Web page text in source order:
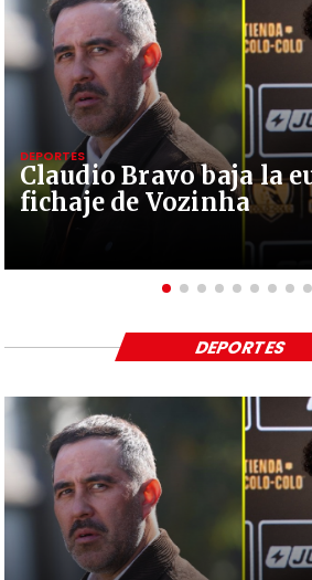
Claudio Bravo baja la
fichaje de Vozinha
DEPORTES
DEPORTES